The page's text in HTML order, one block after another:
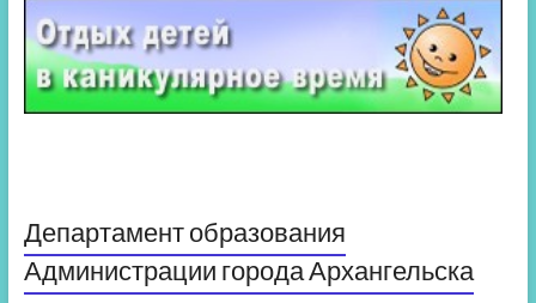
Департамент образования
Администрации города Архангельска